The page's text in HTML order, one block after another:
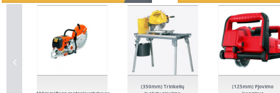
(350mm) Trinkelių
(125mm) Pjovimo